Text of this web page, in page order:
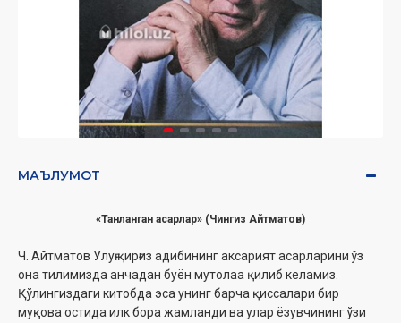
МАЪЛУМОТ
«Танланган асарлар» (Чингиз Айтматов)
Ч. Айтматов Улуғ қирғиз адибининг аксарият асарларини ўз
она тилимизда анчадан буён мутолаа қилиб келамиз.
Қўлингиздаги китобда эса унинг барча қиссалари бир
муқова остида илк бора жамланди ва улар ёзувчининг ўзи